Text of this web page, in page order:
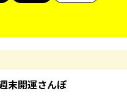
末開運さんぽ